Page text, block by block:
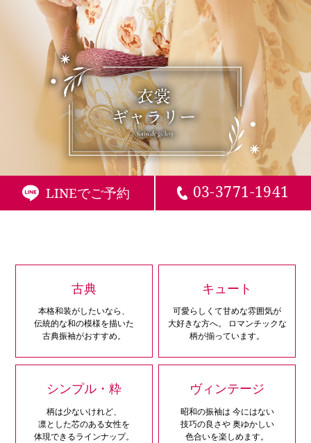
LINEでご予約 03-3771-1941
古典
本格和装がしたいなら、
伝統的な和の模様を描いた
古典振袖がおすすめ。
キュート
可愛らしくて甘めな雰囲気が
大好きな方へ。
ロマンチックな
柄が揃っています。
シンプル・粋
柄は少ないけれど、
凛とした芯のある女性を
体現できるラインナップ。
ヴィンテージ
昭和の振袖は 今にはない
技巧の良さや奥ゆかしい
色合いを楽しめます。